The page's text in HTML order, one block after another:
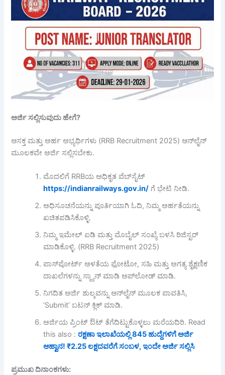
ಅರ್ಜಿಸಲ್ಲಿಸುವುದು ಹೇಗೆ?
ಆಸಕ್ತ ಮತ್ತು ಅರ್ಹ ಅಭ್ಯರ್ಥಿಗಳು (RRB Recruitment 2025) ಆನ್‌ಲೈನ್
ಮೂಲಕವೇ ಅರ್ಜಿ ಸಲ್ಲಿಸಬೇಕು.
ಮೊದಲಿಗೆ RRBಯ ಅಧಿಕೃತ ವೆಬ್‌ಸೈಟ್‌
https://indianrailways.gov.in/ ಗೆ ಭೇಟಿ ನೀಡಿ.
ಅಧಿಸೂಚನೆಯನ್ನು ಪೂರ್ತಿಯಾಗಿ ಓದಿ, ನಿಮ್ಮ ಅರ್ಹತೆಯನ್ನು
ಖಚಿತಪಡಿಸಿಕೊಳ್ಳಿ.
ನಿಮ್ಮ ಇಮೇಲ್ ಐಡಿ ಮತ್ತು ಮೊಬೈಲ್ ಸಂಖ್ಯೆ ಬಳಸಿ ರಿಜಿಸ್ಟರ್
ಮಾಡಿಕೊಳ್ಳಿ. (RRB Recruitment 2025)
ಪಾಸ್‌ಪೋರ್ಟ್ ಅಳತೆಯ ಫೋಟೋ, ಸಹಿ ಮತ್ತು ಅಗತ್ಯ ಶೈಕ್ಷಣಿಕ
ದಾಖಲೆಗಳನ್ನು ಸ್ಕ್ಯಾನ್ ಮಾಡಿ ಅಪ್‌ಲೋಡ್ ಮಾಡಿ.
ನಿಗದಿತ ಅರ್ಜಿ ಶುಲ್ಕವನ್ನು ಆನ್‌ಲೈನ್ ಮೂಲಕ ಪಾವತಿಸಿ,
‘Submit’ ಬಟನ್ ಕ್ಲಿಕ್ ಮಾಡಿ.
ಅರ್ಜಿಯ ಪ್ರಿಂಟ್ ಔಟ್ ತೆಗೆದಿಟ್ಟುಕೊಳ್ಳಲು ಮರೆಯದಿರಿ. Read
this also :ರಕ್ಷಣಾ ಇಲಾಖೆಯಲ್ಲಿ 845 ಹುದ್ದೆಗಳಿಗೆ ಅರ್ಜಿ
ಆಹ್ವಾನ! ₹2.25 ಲಕ್ಷದವರೆಗೆ ಸಂಬಳ, ಇಂದೇ ಅರ್ಜಿ ಸಲ್ಲಿಸಿ
ಪ್ರಮುಖದಿನಾಂಕಗಳು: